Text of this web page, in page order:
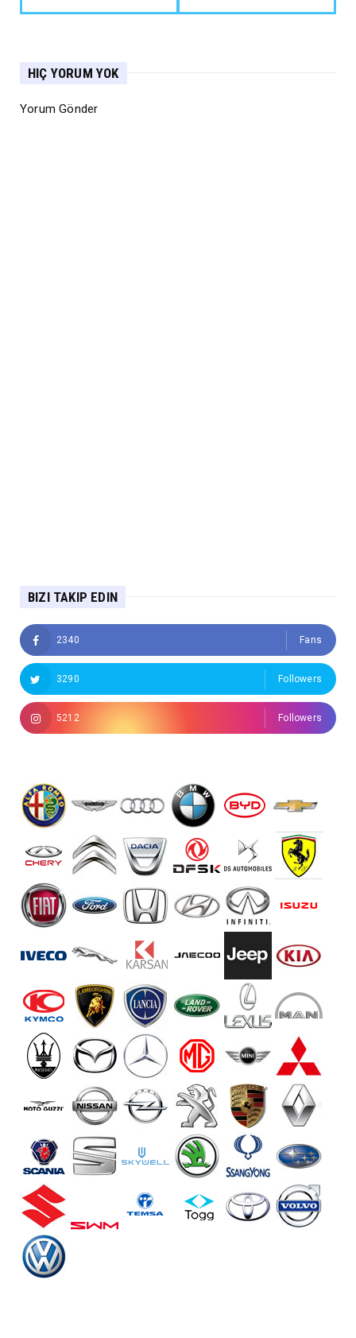
HIÇ YORUM YOK
Yorum Gönder
BIZI TAKIP EDIN
2340 Fans
3290 Followers
5212 Followers